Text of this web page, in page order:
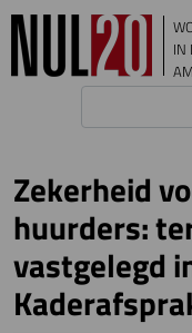
Overslaan en naar de inhoud
IN
Zekerheid
huurders:
vastgelegd